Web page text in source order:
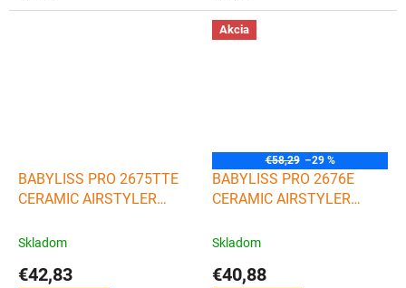
BABYLISS PRO 2675TTE
CERAMIC AIRSTYLER
priemer 19mm
Skladom
€42,83
Akcia
€58,29 –29 %
BABYLISS PRO 2676E
CERAMIC AIRSTYLER
priemer 32mm
Skladom
€40,88